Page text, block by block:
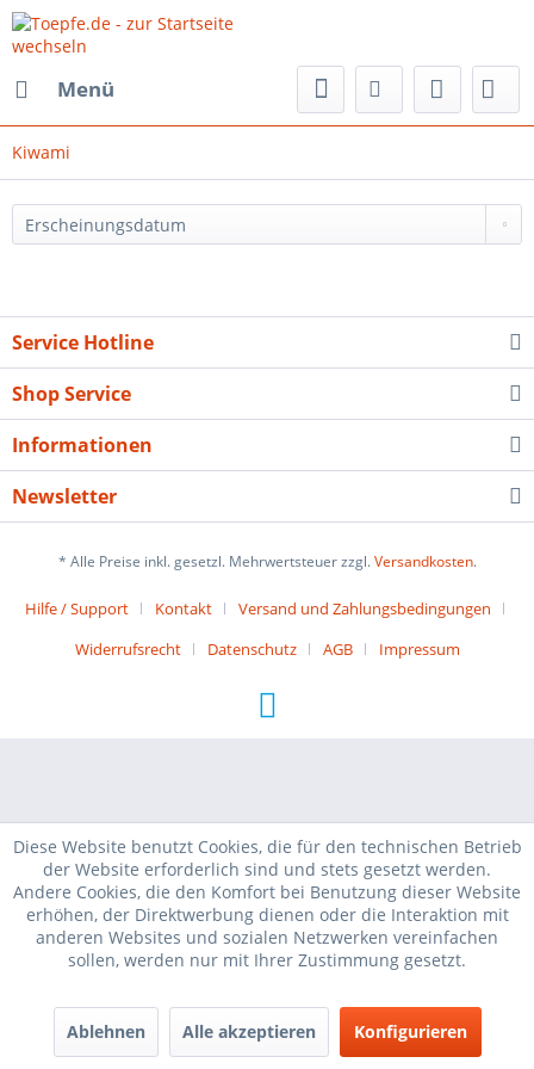
Menü
Kiwami
Service Hotline
Shop Service
Informationen
Newsletter
* Alle Preise inkl. gesetzl. Mehrwertsteuer zzgl.Versandkosten.
Hilfe / Support Kontakt
Versand und Zahlungsbedingungen
Widerrufsrecht
Datenschutz AGB Impressum
Diese Website benutzt Cookies, die für den technischen Betrieb
der Website erforderlich sind und stets gesetzt werden.
Andere Cookies, die den Komfort bei Benutzung dieser Website
erhöhen, der Direktwerbung dienen oder die Interaktion mit
anderen Websites und sozialen Netzwerken vereinfachen
sollen, werden nur mit Ihrer Zustimmung gesetzt.
Ablehnen Alle akzeptieren Konfigurieren